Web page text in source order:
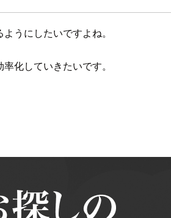
うにしたいですよね。
化していきたいです。